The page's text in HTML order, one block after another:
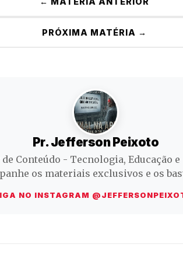
PRÓXIMA MATÉRIA →
Pr. Jefferson Peixoto
Conteúdo - Tecnologia, Educação
os materiais exclusivos e os
NO INSTAGRAM